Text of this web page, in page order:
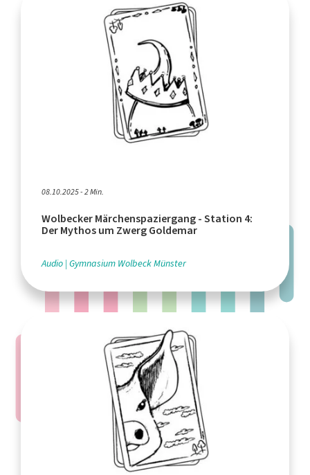
08.10.2025 - 2 Min.
Wolbecker Märchenspaziergang - Station 4:
Der Mythos um Zwerg Goldemar
Audio Gymnasium Wolbeck Münster